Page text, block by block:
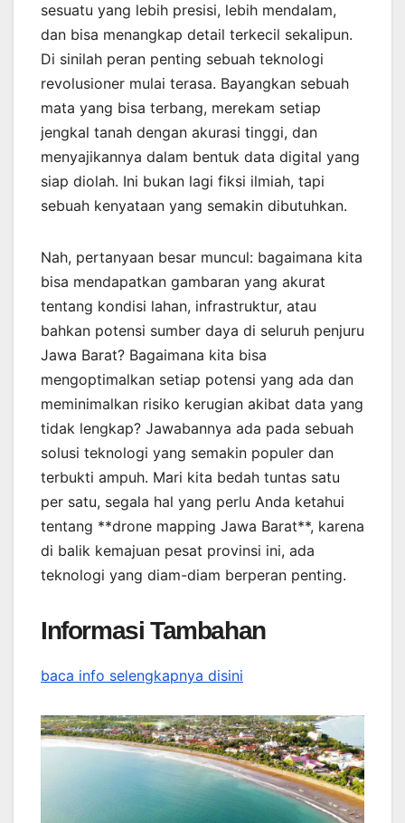
sesuatu yang lebih presisi, lebih mendalam,
dan bisa menangkap detail terkecil sekalipun.
Di sinilah peran penting sebuah teknologi
revolusioner mulai terasa. Bayangkan sebuah
mata yang bisa terbang, merekam setiap
jengkal tanah dengan akurasi tinggi, dan
menyajikannya dalam bentuk data digital yang
siap diolah. Ini bukan lagi fiksi ilmiah, tapi
sebuah kenyataan yang semakin dibutuhkan.
Nah, pertanyaan besar muncul: bagaimana kita
bisa mendapatkan gambaran yang akurat
tentang kondisi lahan, infrastruktur, atau
bahkan potensi sumber daya di seluruh penjuru
Jawa Barat? Bagaimana kita bisa
mengoptimalkan setiap potensi yang ada dan
meminimalkan risiko kerugian akibat data yang
tidak lengkap? Jawabannya ada pada sebuah
solusi teknologi yang semakin populer dan
terbukti ampuh. Mari kita bedah tuntas satu
per satu, segala hal yang perlu Anda ketahui
tentang **drone mapping Jawa Barat**, karena
di balik kemajuan pesat provinsi ini, ada
teknologi yang diam-diam berperan penting.
Informasi Tambahan
baca info selengkapnya disini